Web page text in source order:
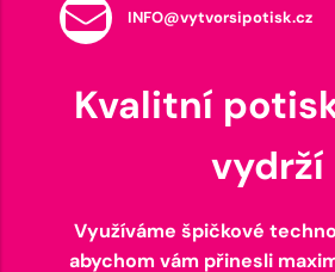
INFO@vytvorsipotisk.cz
Kvalitní
vydrží
Využíváme špičkové
abychom vám přinesli